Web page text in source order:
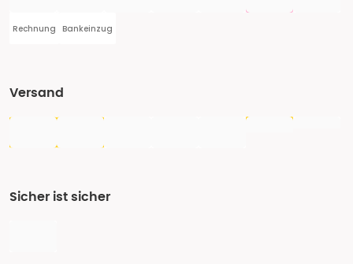
Rechnung Bankeinzug
Versand
Sicher ist sicher